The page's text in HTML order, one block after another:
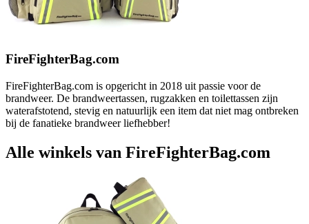
FireFighterBag.com
FireFighterBag.com is opgericht in 2018 uit passie voor de
brandweer. De brandweertassen, rugzakken en toilettassen zijn
waterafstotend, stevig en natuurlijk een item dat niet mag ontbreken
bij de fanatieke brandweer liefhebber!
Alle winkels van FireFighterBag.com